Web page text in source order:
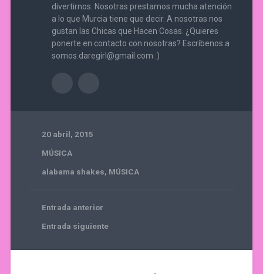
divertirnos. Nosotras prestamos mucha atención
a lo que Murcia tiene que decir. A nosotras nos
gustan las Chicas que Hacen Cosas. ¿Quieres
ponerte en contacto con nosotras? Escríbenos a
somos.daregirl@gmail.com :)
20 abril, 2015
MÚSICA
alabama shakes, MÚSICA
Entrada anterior
Entrada siguiente